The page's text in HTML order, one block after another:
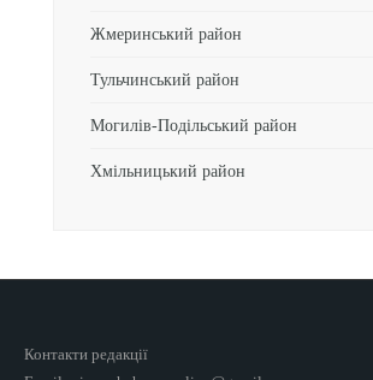
Жмеринський район
Тульчинський район
Могилів-Подільський район
Хмільницький район
Контакти редакції